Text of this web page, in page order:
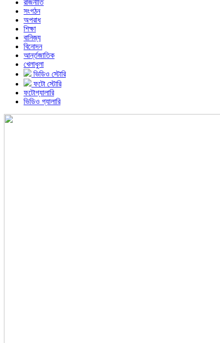
রাজনীতি
সংগঠন
অপরাধ
শিক্ষা
বানিজ্য
বিনোদন
আর্ন্তজাতিক
খেলাধুলা
ভিডিও স্টোরি
ফটো স্টোরি
ফটোগ্যালারি
ভিডিও গ্যালারি